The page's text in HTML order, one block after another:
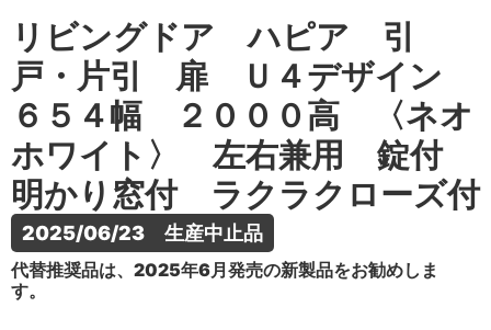
リビングドア ハピア 引
戸・片引 扉 Ｕ４デザイン
６５４幅 ２０００高 〈ネオ
ホワイト〉 左右兼用 錠付
明かり窓付 ラクラクローズ付
2025/06/23　生産中止品
代替推奨品は、2025年6月発売の新製品をお勧めしま
す。